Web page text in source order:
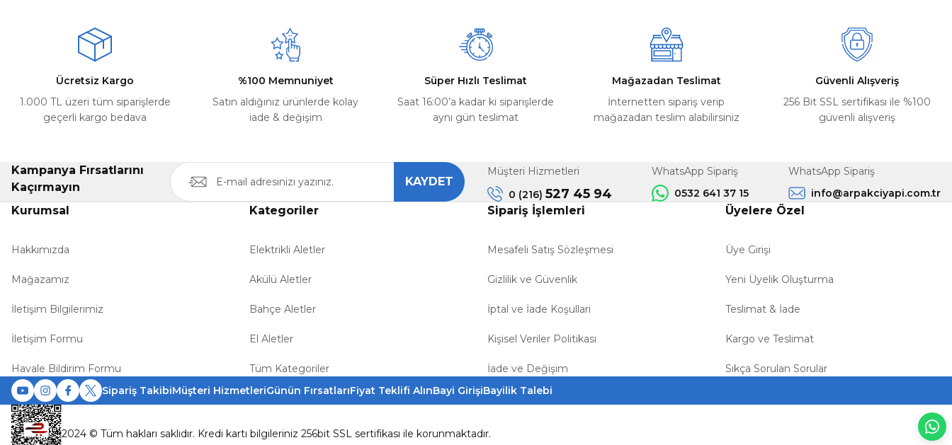
Ürün açıklamasında eksik bilgiler bulunuyor.
Ürün bilgilerinde hatalar bulunuyor.
Gönder
Ücretsiz Kargo
1.000 TL üzeri tüm siparişlerde
geçerli kargo bedava
%100 Memnuniyet
Satın aldığınız ürünlerde kolay
iade & değişim
Süper Hızlı Teslimat
Saat 16:00’a kadar ki siparişlerde
aynı gün teslimat
Mağazadan Teslimat
İnternetten sipariş verip
mağazadan teslim alabilirsiniz
Güvenli Alışveriş
256 Bit SSL sertifikası ile %100
güvenli alışveriş
Kampanya Fırsatlarını
Kaçırmayın
KAYDET
Müşteri Hizmetleri
0 (216) 527 45 94
WhatsApp Sipariş
0532 641 37 15
WhatsApp Sipariş
info@arpakciyapi.com.tr
Kurumsal
Hakkımızda
Mağazamız
İletişim Bilgilerimiz
İletişim Formu
Havale Bildirim Formu
Kategoriler
Elektrikli Aletler
Akülü Aletler
Bahçe Aletler
El Aletler
Tüm Kategoriler
Sipariş İşlemleri
Mesafeli Satış Sözleşmesi
Gizlilik ve Güvenlik
İptal ve İade Koşullari
Kişisel Veriler Politikası
İade ve Değişim
Üyelere Özel
Üye Girişi
Yeni Üyelik Oluşturma
Teslimat & İade
Kargo ve Teslimat
Sıkça Sorulan Sorular
Sipariş TakibiMüşteri HizmetleriGünün FırsatlarıFiyat Teklifi AlınBayi GirişiBayilik Talebi
2024 © Tüm hakları saklıdır. Kredi kartı bilgileriniz 256bit SSL sertifikası ile korunmaktadır.